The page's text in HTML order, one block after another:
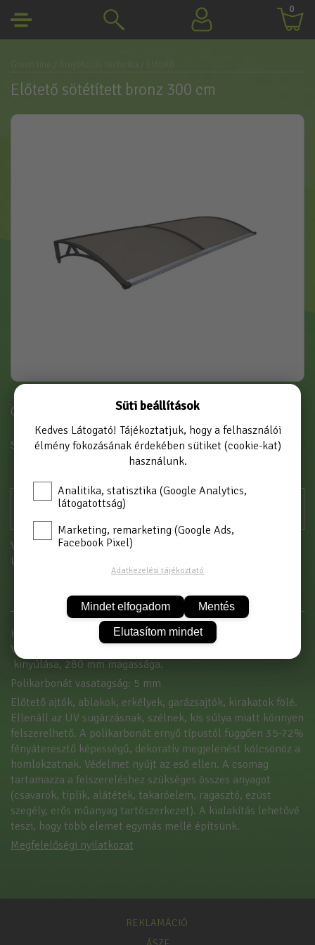
0
Előtető sötétített bronz 300 cm
Cikkszám: G100300B
SZÍN BRONZ
Vásárláshoz kérjük jelentkezzen be!
Új partnerként
Könnyen szállítható, dobozban csomagolva.
Víztiszta polikarbonát, mérete: 3000 mm széles, 930 mm
kinyúlása, 280 mm magassága.
Polikarbonát vasatagság: 5 mm
Előtető ajtók, ablakok, erkélyek, garázsajtók, kirakatok fölé.
Ellenáll az UV sugárzásnak, szélnek, kis súlya miatt könnyen
felszerelhető. A polikarbonát ernyő típustól függően 35-72%
fényáteresztő képességű, dekoratív megjelenést kölcsönöz a
homlokzatnak. Védelmet nyújt az eső ellen. A csomag
tartamazza a felszereléshez szükséges összes anyagot
(csavarok, tiplik, alátétek, takaróelem, ragasztó, ezüst
szegély, erős műanyag tartószerkezet). A kialakítás lehetővé
teszi, hogy több elemet egymás mellé építsünk.
Megfelelőségi nyilatkozat
REKLAMÁCIÓ
Süti beállítások
Kedves Látogató! Tájékoztatjuk, hogy a felhasználói
élmény fokozásának érdekében sütiket (cookie-kat)
használunk.
Analitika, statisztika (Google Analytics,
látogatottság)
Marketing, remarketing (Google Ads,
Facebook Pixel)
Adatkezelési tájékoztató
Mindet elfogadom Mentés
Elutasítom mindet